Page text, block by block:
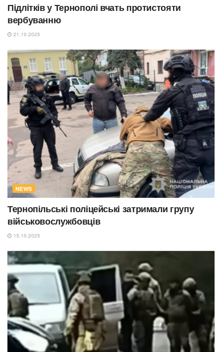
Підлітків у Тернополі вчать протистояти
вербуванню
21.10.2025
NEWS
Тернопільські поліцейські затримали групу
військовослужбовців
15.10.2025